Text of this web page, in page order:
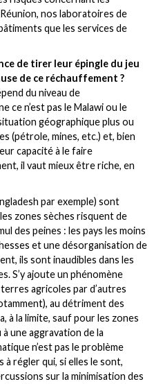
nos laboratoires de
que les services de
de tirer leur épingle du jeu
de ce réchauffement ?
du niveau de
ce n’est pas le Malawi ou le
géographique plus ou
(pétrole, mines, etc.) et, bien
capacité à le faire
il vaut mieux être riche, en
par exemple) sont
zones sèches risquent de
des peines : les pays les moins
et une désorganisation de
ils sont inaudibles dans les
S’y ajoute un phénomène
agricoles par d’autres
au détriment des
à la limite, sauf pour les zones
une aggravation de la
n’est pas le problème
à régler qui, si elles le sont,
sur la minimisation des